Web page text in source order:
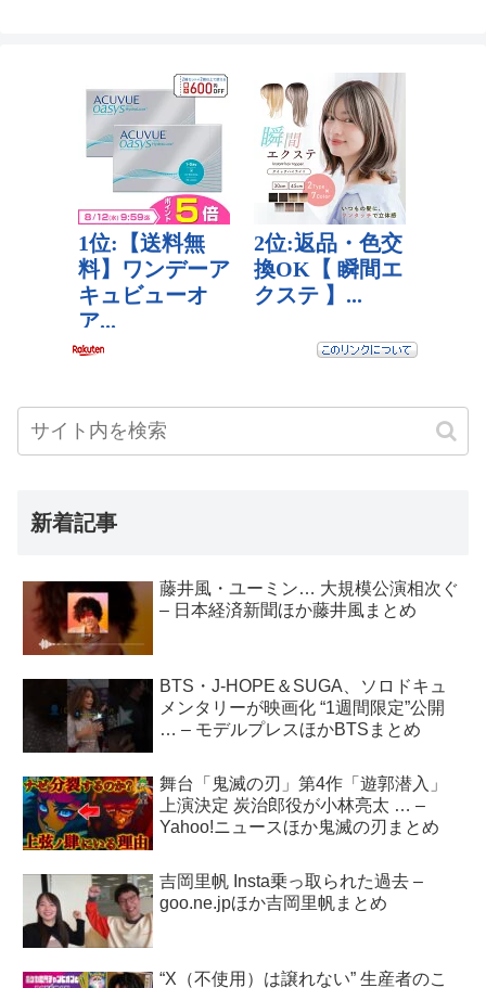
新着記事
藤井風・ユーミン… 大規模公演相次ぐ
– 日本経済新聞ほか藤井風まとめ
BTS・J-HOPE＆SUGA、ソロドキュ
メンタリーが映画化 “1週間限定”公開
… – モデルプレスほかBTSまとめ
舞台「鬼滅の刃」第4作「遊郭潜入」
上演決定 炭治郎役が小林亮太 … –
Yahoo!ニュースほか鬼滅の刃まとめ
吉岡里帆 Insta乗っ取られた過去 –
goo.ne.jpほか吉岡里帆まとめ
“X（不使用）は譲れない” 生産者のこ